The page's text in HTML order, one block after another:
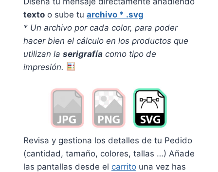
texto o sube tu archivo * .svg
* Un archivo por cada color, para poder
hacer bien el cálculo en los productos que
utilizan la serigrafía como tipo de
impresión.
Revisa y gestiona los detalles de tu Pedido
(cantidad, tamaño, colores, tallas …) Añade
las pantallas desde el carrito una vez has